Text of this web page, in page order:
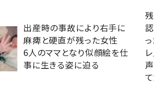
出産時の事故により右手に
麻痺と硬直が残った女性
6人のママとなり似顔絵を仕
事に生きる姿に迫る